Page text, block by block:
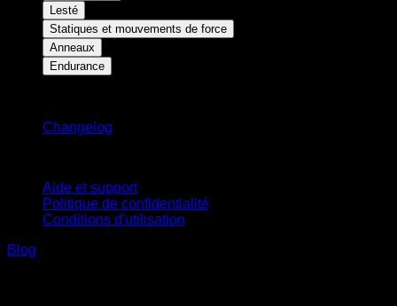
Lesté
Statiques et mouvements de force
Anneaux
Endurance
Changelog
Aide et support
Politique de confidentialité
Conditions d'utilisation
Blog